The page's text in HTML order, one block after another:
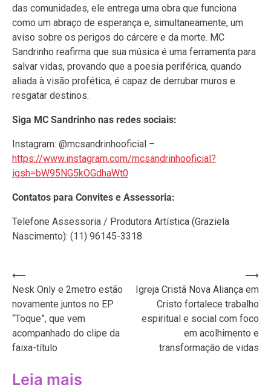
das comunidades, ele entrega uma obra que funciona
como um abraço de esperança e, simultaneamente, um
aviso sobre os perigos do cárcere e da morte. MC
Sandrinho reafirma que sua música é uma ferramenta para
salvar vidas, provando que a poesia periférica, quando
aliada à visão profética, é capaz de derrubar muros e
resgatar destinos.
Siga MC Sandrinho nas redes sociais:
Instagram: @mcsandrinhooficial –
https://www.instagram.com/mcsandrinhooficial?
igsh=bW95NG5kOGdhaWt0
Contatos para Convites e Assessoria:
Telefone Assessoria / Produtora Artística (Graziela
Nascimento): (11) 96145-3318
Navegação
de
Post
⟵
Nesk Only e 2metro estão
novamente juntos no EP
“Toque”, que vem
acompanhado do clipe da
faixa-título
Igreja Cristã Nova Aliança em
Cristo fortalece trabalho
espiritual e social com foco
em acolhimento e
transformação de vidas
⟶
Leia mais